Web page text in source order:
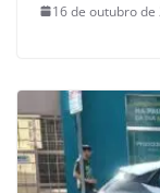
16 de outubro de